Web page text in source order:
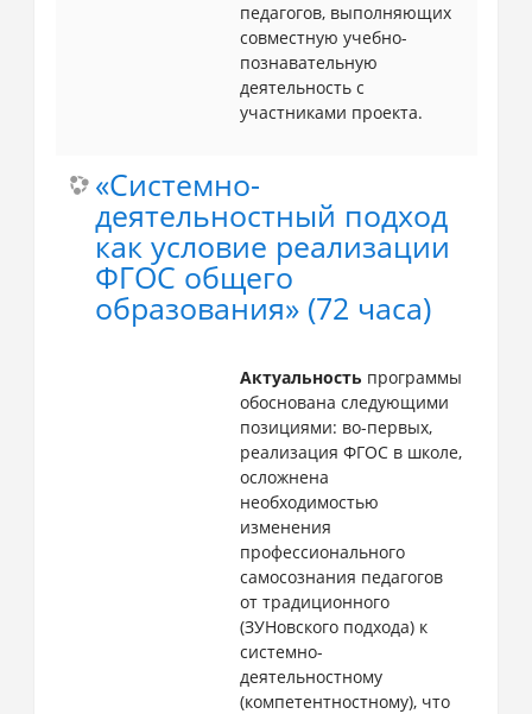
педагогов, выполняющих
совместную учебно-
познавательную
деятельность с
участниками проекта.
«Системно-
деятельностный подход
как условие реализации
ФГОС общего
образования» (72 часа)
Актуальность программы
обоснована следующими
позициями: во-первых,
реализация ФГОС в школе,
осложнена
необходимостью
изменения
профессионального
самосознания педагогов
от традиционного
(ЗУНовского подхода) к
системно-
деятельностному
(компетентностному), что